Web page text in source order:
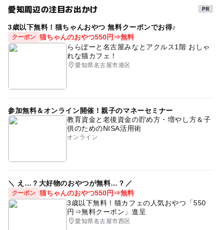
愛知周辺の注目お出かけ
3歳以下無料！猫ちゃんおやつ 無料クーポンでお得♪
クーポン 猫ちゃんのおやつ550円⇒無料
ららぽーと名古屋みなとアクルス1階 おしゃ
れな猫カフェ！
愛知県名古屋市港区
参加無料＆オンライン開催！親子のマネーセミナー
教育資金と老後資金の貯め方・増やし方＆子
供のためのNISA活用術
オンライン
＼ え…？大好物のおやつが無料…？／
クーポン 猫ちゃんのおやつ550円⇒無料
3歳以下無料！猫カフェの人気おやつ「550
円⇒無料クーポン」進呈
愛知県名古屋市西区